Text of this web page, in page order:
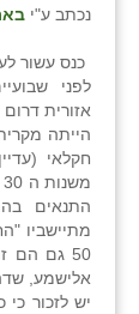
נכתב ע"י
כנס עשור
לפני
אזורית
הייתה
חקלאי
התנאים
מתיישביו
50 גם הם
אלישמע,
כפר מע״ש
כפר סבא
כפר שמריהו
מגשימים